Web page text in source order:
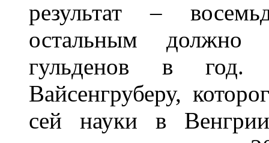
результат –
остальным должно
гульденов в год.
Вайсенгруберу,
сей науки в